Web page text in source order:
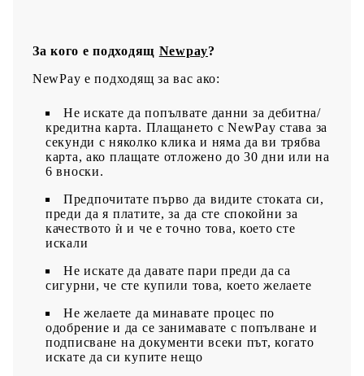
За кого е подходящ Newpay?
NewPay е подходящ за вас ако:
Не искате да попълвате данни за дебитна/
кредитна карта. Плащането с NewPay става за
секунди с няколко клика и няма да ви трябва
карта, ако плащате отложено до 30 дни или на
6 вноски.
Предпочитате първо да видите стоката си,
преди да я платите, за да сте спокойни за
качеството ѝ и че е точно това, което сте
искали
Не искате да давате пари преди да са
сигурни, че сте купили това, което желаете
Не желаете да минавате процес по
одобрение и да се занимавате с попълване и
подписване на документи всеки път, когато
искате да си купите нещо